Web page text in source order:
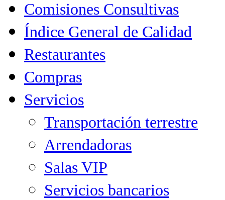
Comisiones Consultivas
Índice General de Calidad
Restaurantes
Compras
Servicios
Transportación terrestre
Arrendadoras
Salas VIP
Servicios bancarios